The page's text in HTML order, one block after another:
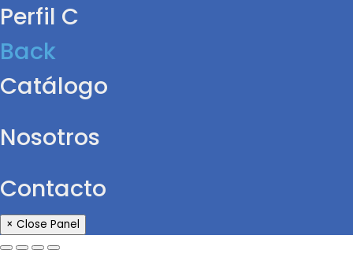
Perfil C
Back
Catálogo
Nosotros
Contacto
× Close Panel